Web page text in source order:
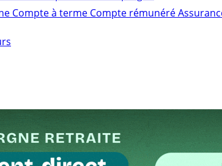
Compte à terme Compte rémunéré